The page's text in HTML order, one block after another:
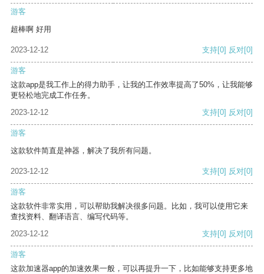
游客
超棒啊 好用
2023-12-12 支持[0] 反对[0]
游客
这款app是我工作上的得力助手，让我的工作效率提高了50%，让我能够
更轻松地完成工作任务。
2023-12-12
支持[0] 反对[0]
游客
这款软件简直是神器，解决了我所有问题。
2023-12-12 支持[0] 反对[0]
游客
这款软件非常实用，可以帮助我解决很多问题。比如，我可以使用它来
查找资料、翻译语言、编写代码等。
2023-12-12
支持[0] 反对[0]
游客
这款加速器app的加速效果一般，可以再提升一下，比如能够支持更多地